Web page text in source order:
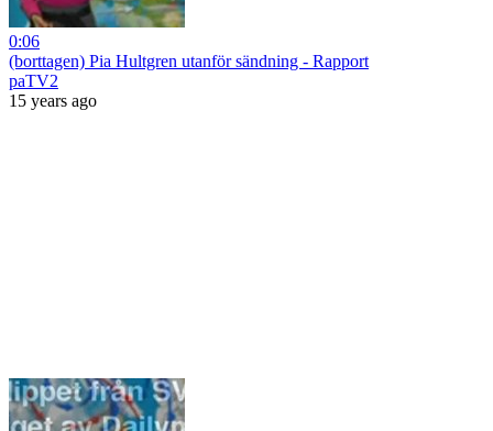
0:06
(borttagen) Pia Hultgren utanför sändning - Rapport
paTV2
15 years ago